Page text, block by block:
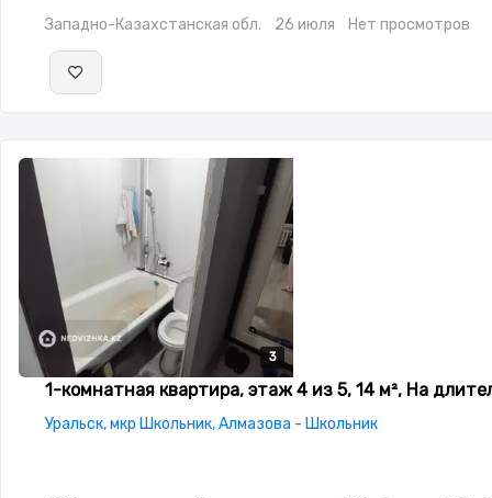
Западно-Казахстанская обл. 26 июля Нет просмотров
3
3
3
1-комнатная квартира, этаж 4 из 5, 14 м², На
Уральск, мкр Школьник, Алмазова - Школьник